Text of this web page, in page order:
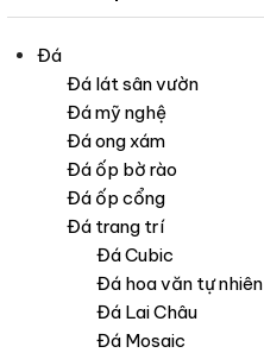
Đá
Đá lát sân vườn
Đá mỹ nghệ
Đá ong xám
Đá ốp bờ rào
Đá ốp cổng
Đá trang trí
Đá Cubic
Đá hoa văn tự nhiên
Đá Lai Châu
Đá Mosaic